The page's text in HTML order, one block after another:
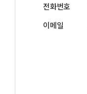
전화번호
이메일